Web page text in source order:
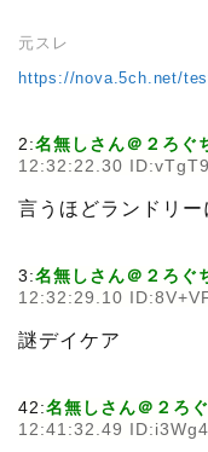
元スレ
https://nova.5ch.net/
2:名無しさん＠２ろぐ
12:32:22.30
言うほどランドリー
3:名無しさん＠２ろぐ
12:32:29.10
謎デイケア
42:名無しさん＠２ろ
12:41:32.49